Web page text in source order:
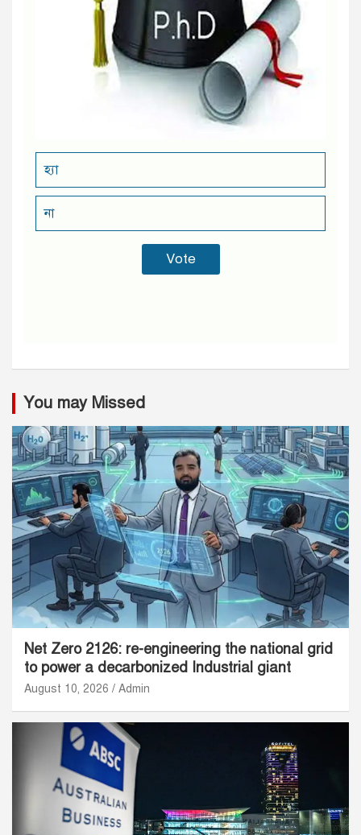
হ্যা
না
You may Missed
Net Zero 2126: re-engineering the national grid
to power a decarbonized Industrial giant
August 10, 2026 Admin